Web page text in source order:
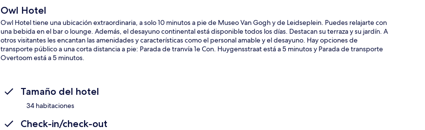
Owl Hotel
Owl Hotel tiene una ubicación extraordinaria, a solo 10 minutos a pie de Museo Van Gogh y de Leidseplein. Puedes relajarte con
una bebida en el bar o lounge. Además, el desayuno continental está disponible todos los días. Destacan su terraza y su jardín. A
otros visitantes les encantan las amenidades y características como el personal amable y el desayuno. Hay opciones de
transporte público a una corta distancia a pie: Parada de tranvía 1e Con. Huygensstraat está a 5 minutos y Parada de transporte
Overtoom está a 5 minutos.
Tamaño del hotel
34 habitaciones
Check-in/check-out